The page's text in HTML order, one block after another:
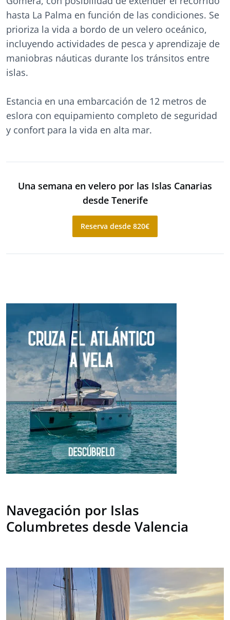
hasta La Palma en función de las condiciones. Se
prioriza la vida a bordo de un velero oceánico,
incluyendo actividades de pesca y aprendizaje de
maniobras náuticas durante los tránsitos entre
islas.
Estancia en una embarcación de 12 metros de
eslora con equipamiento completo de seguridad
y confort para la vida en alta mar.
Una semana en velero por las Islas Canarias
desde Tenerife
Reserva desde 820€
Navegación por Islas
Columbretes desde Valencia